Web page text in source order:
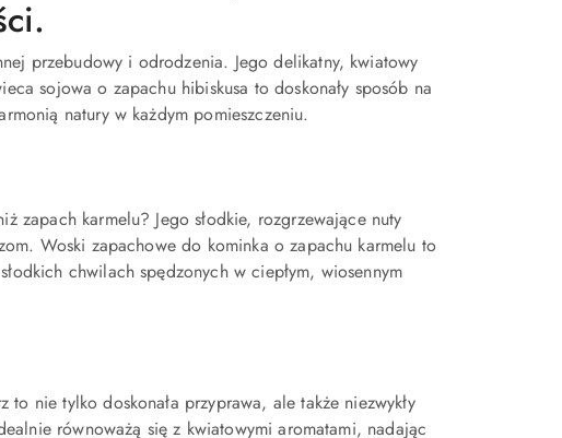
przebudowy i odrodzenia. Jego delikatny, kwiatowy
sojowa o zapachu hibiskusa to doskonały sposób na
natury w każdym pomieszczeniu.
zapach karmelu? Jego słodkie, rozgrzewające nuty
Woski zapachowe do kominka o zapachu karmelu to
chwilach spędzonych w ciepłym, wiosennym
to nie tylko doskonała przyprawa, ale także niezwykły
równoważą się z kwiatowymi aromatami, nadając